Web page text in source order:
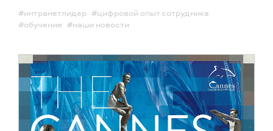
#интранетлидер #цифровой опыт сотрудника
#обучение #наши новости